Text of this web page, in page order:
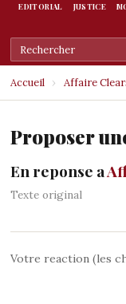
EDITORIAL
JUSTICE
Accueil › Affaire
Proposer
En reponse a
Texte original
Votre reaction (les